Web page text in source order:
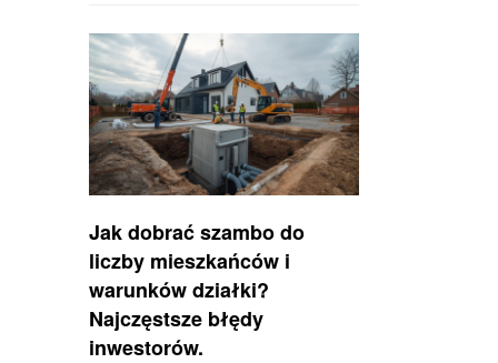
Jak dobrać szambo do
liczby mieszkańców i
warunków działki?
Najczęstsze błędy
inwestorów.